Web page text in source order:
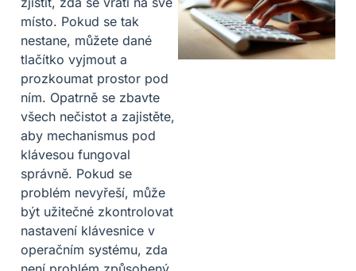
místo. Pokud se tak
nestane, můžete dané
tlačítko vyjmout a
prozkoumat prostor pod
ním. Opatrně se zbavte
všech nečistot a zajistěte,
aby mechanismus pod
klávesou fungoval
správně. Pokud se
problém nevyřeší, může
být užitečné zkontrolovat
nastavení klávesnice v
operačním systému, zda